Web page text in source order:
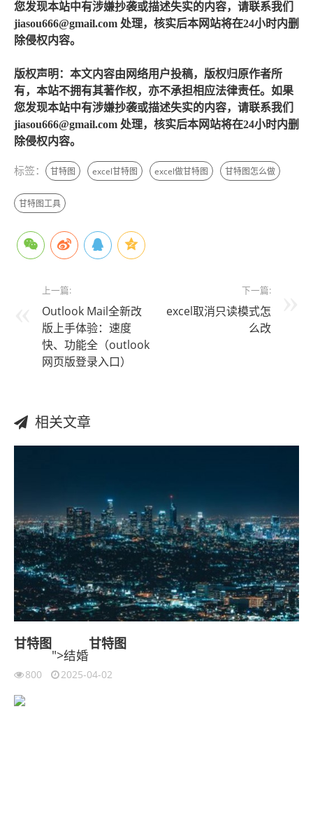
您发现本站中有涉嫌抄袭或描述失实的内容，请联系我们
jiasou666@gmail.com 处理，核实后本网站将在24小时内删
除侵权内容。
版权声明：本文内容由网络用户投稿，版权归原作者所
有，本站不拥有其著作权，亦不承担相应法律责任。如果
您发现本站中有涉嫌抄袭或描述失实的内容，请联系我们
jiasou666@gmail.com 处理，核实后本网站将在24小时内删
除侵权内容。
标签： 甘特图 excel甘特图 excel做甘特图 甘特图怎么做
甘特图工具
上一篇:
Outlook Mail全新改
版上手体验：速度
快、功能全（outlook
网页版登录入口）
下一篇:
excel取消只读模式怎
么改
相关文章
甘特图
">结婚
甘特图
800 2025-04-02